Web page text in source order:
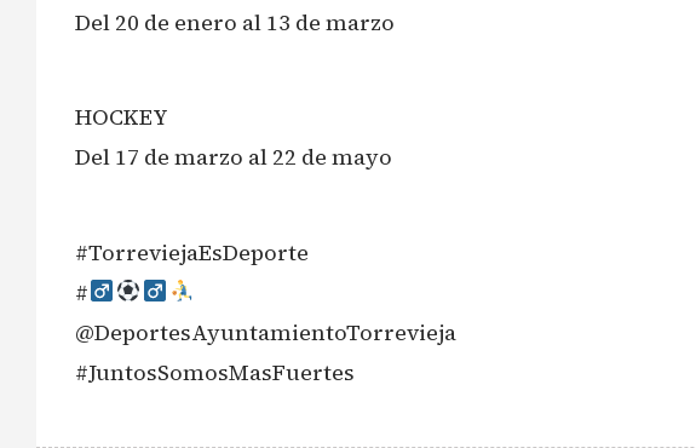
Del 20 de enero al 13 de marzo
HOCKEY
Del 17 de marzo al 22 de mayo
#TorreviejaEsDeporte
#‍
@DeportesAyuntamientoTorrevieja
#JuntosSomosMasFuertes